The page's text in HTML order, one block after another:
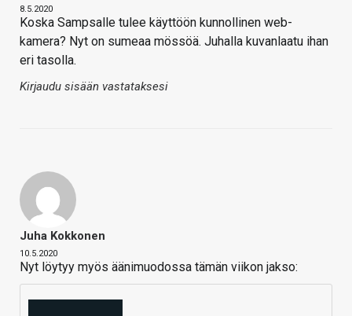
8.5.2020
Koska Sampsalle tulee käyttöön kunnollinen web-
kamera? Nyt on sumeaa mössöä. Juhalla kuvanlaatu ihan
eri tasolla.
Kirjaudu sisään vastataksesi
Juha Kokkonen
10.5.2020
Nyt löytyy myös äänimuodossa tämän viikon jakso: